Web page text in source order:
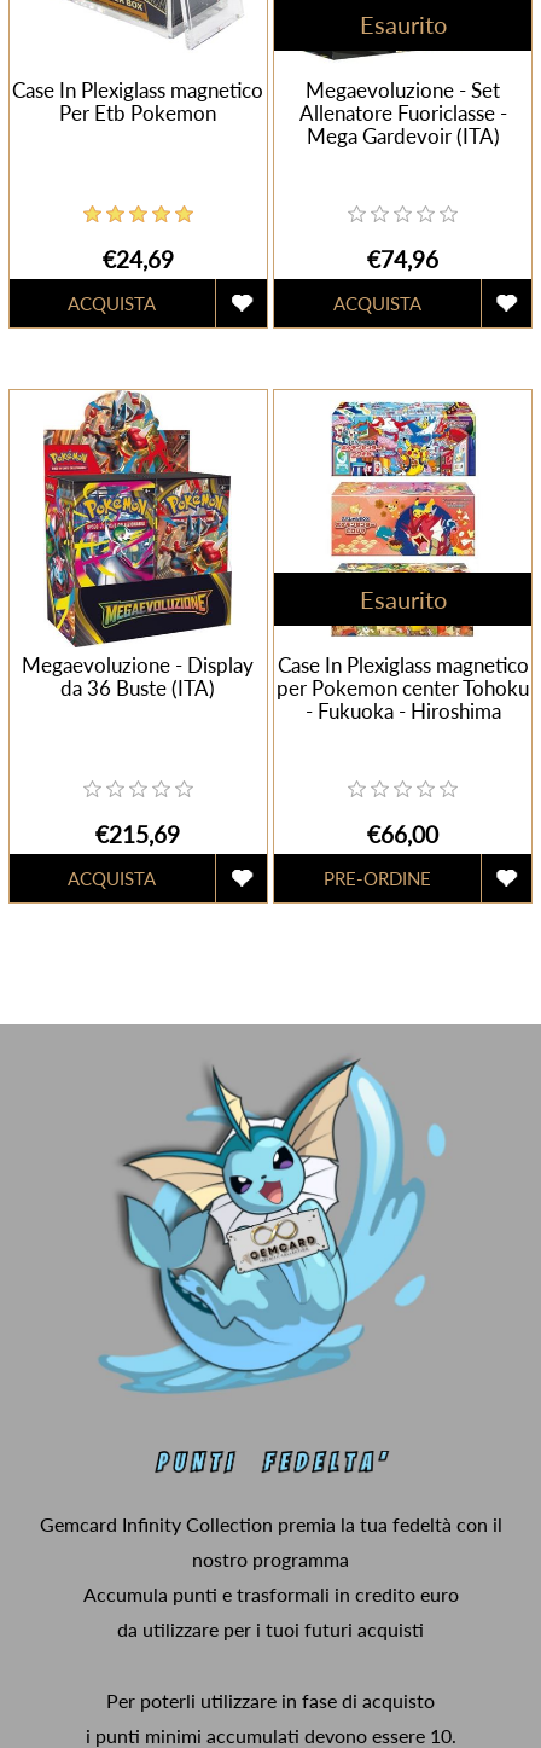
Case In Plexiglass magnetico
Per Etb Pokemon
€24,69
Esaurito
Megaevoluzione - Set
Allenatore Fuoriclasse -
Mega Gardevoir (ITA)
€74,96
Megaevoluzione - Display
da 36 Buste (ITA)
€215,69
Esaurito
Case In Plexiglass magnetico
per Pokemon center Tohoku
- Fukuoka - Hiroshima
€66,00
Gemcard Infinity Collection premia la tua fedeltà con il
nostro programma
Accumula punti e trasformali in credito euro
da utilizzare per i tuoi futuri acquisti
Per poterli utilizzare in fase di acquisto
i punti minimi accumulati devono essere 10.